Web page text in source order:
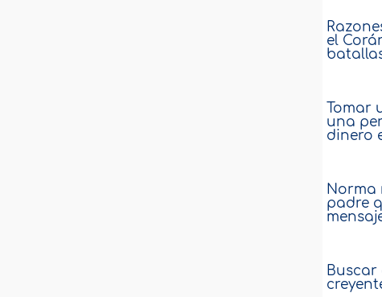
el
Tomar
una
dinero
Norma
padre
Buscar